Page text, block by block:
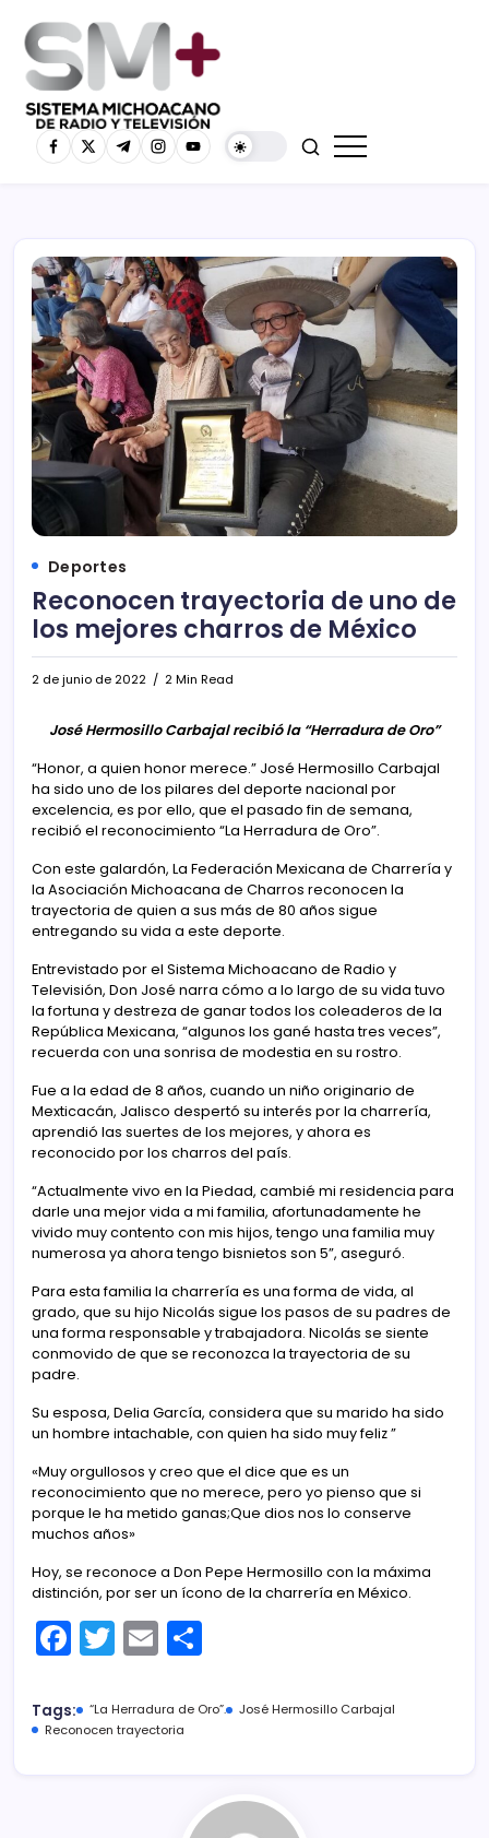
Deportes
Reconocen trayectoria de uno de
los mejores charros de México
2 de junio de 2022 2 Min Read
José Hermosillo Carbajal recibió la “Herradura de Oro”
“Honor, a quien honor merece.” José Hermosillo Carbajal
ha sido uno de los pilares del deporte nacional por
excelencia, es por ello, que el pasado fin de semana,
recibió el reconocimiento “La Herradura de Oro”.
Con este galardón, La Federación Mexicana de Charrería y
la Asociación Michoacana de Charros reconocen la
trayectoria de quien a sus más de 80 años sigue
entregando su vida a este deporte.
Entrevistado por el Sistema Michoacano de Radio y
Televisión, Don José narra cómo a lo largo de su vida tuvo
la fortuna y destreza de ganar todos los coleaderos de la
República Mexicana, “algunos los gané hasta tres veces”,
recuerda con una sonrisa de modestia en su rostro.
Fue a la edad de 8 años, cuando un niño originario de
Mexticacán, Jalisco despertó su interés por la charrería,
aprendió las suertes de los mejores, y ahora es
reconocido por los charros del país.
“Actualmente vivo en la Piedad, cambié mi residencia para
darle una mejor vida a mi familia, afortunadamente he
vivido muy contento con mis hijos, tengo una familia muy
numerosa ya ahora tengo bisnietos son 5”, aseguró.
Para esta familia la charrería es una forma de vida, al
grado, que su hijo Nicolás sigue los pasos de su padres de
una forma responsable y trabajadora. Nicolás se siente
conmovido de que se reconozca la trayectoria de su
padre.
Su esposa, Delia García, considera que su marido ha sido
un hombre intachable, con quien ha sido muy feliz ”
«Muy orgullosos y creo que el dice que es un
reconocimiento que no merece, pero yo pienso que si
porque le ha metido ganas;Que dios nos lo conserve
muchos años»
Hoy, se reconoce a Don Pepe Hermosillo con la máxima
distinción, por ser un ícono de la charrería en México.
F
a
c
e
T
w
itt
er
E
m
ai
l
m
tir
Tags: “La Herradura de Oro”.
José Hermosillo Carbajal
Reconocen trayectoria